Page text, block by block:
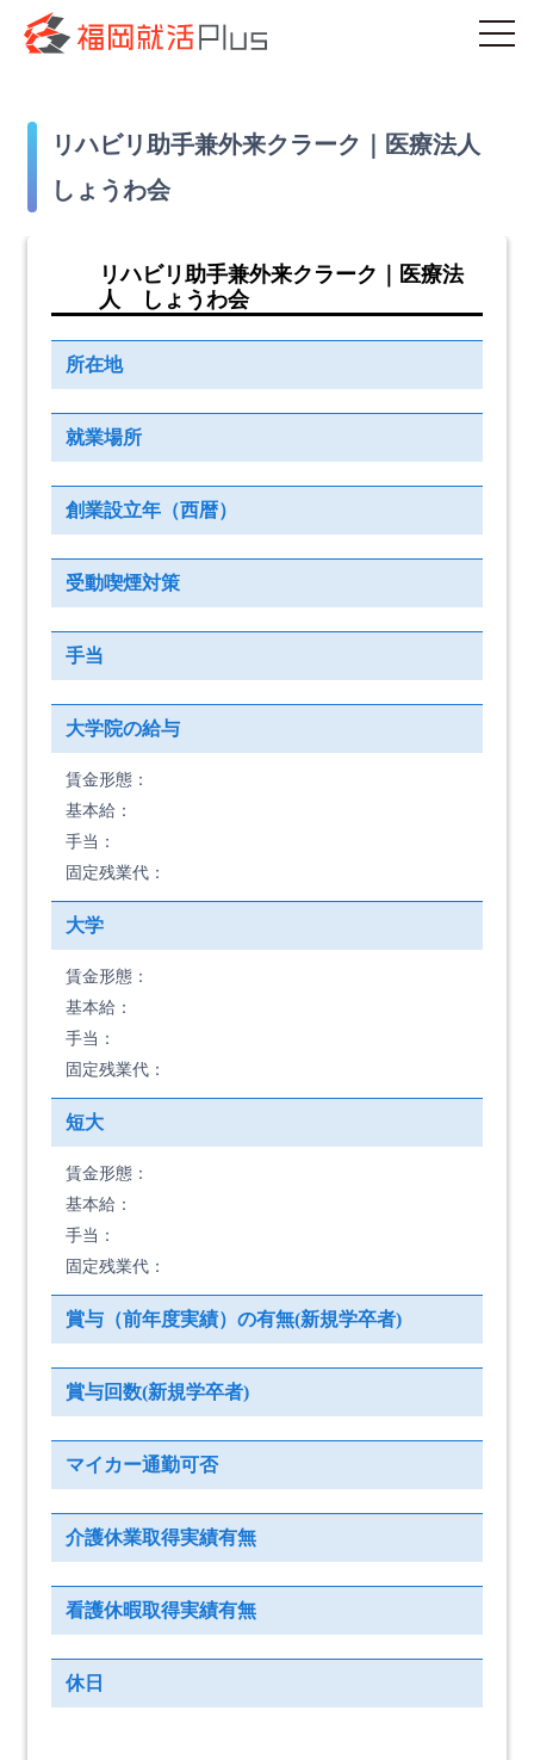
リハビリ助手兼外来クラーク｜医療法人
しょうわ会
リハビリ助手兼外来クラーク｜医療法
人 しょうわ会
所在地
就業場所
創業設立年（西暦）
受動喫煙対策
手当
大学院の給与
賃金形態：
基本給：
手当：
固定残業代：
大学
賃金形態：
基本給：
手当：
固定残業代：
短大
賃金形態：
基本給：
手当：
固定残業代：
賞与（前年度実績）の有無(新規学卒者)
賞与回数(新規学卒者)
マイカー通勤可否
介護休業取得実績有無
看護休暇取得実績有無
休日